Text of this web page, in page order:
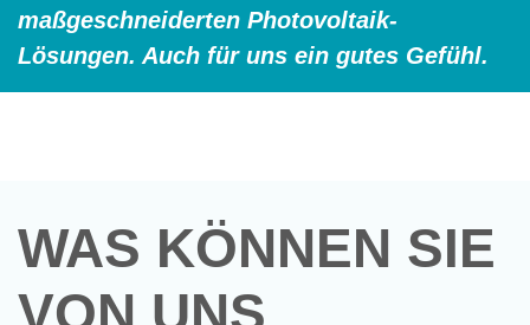
maßgeschneiderten Photovoltaik-
Lösungen. Auch für uns ein gutes Gefühl.
WAS KÖNNEN SIE